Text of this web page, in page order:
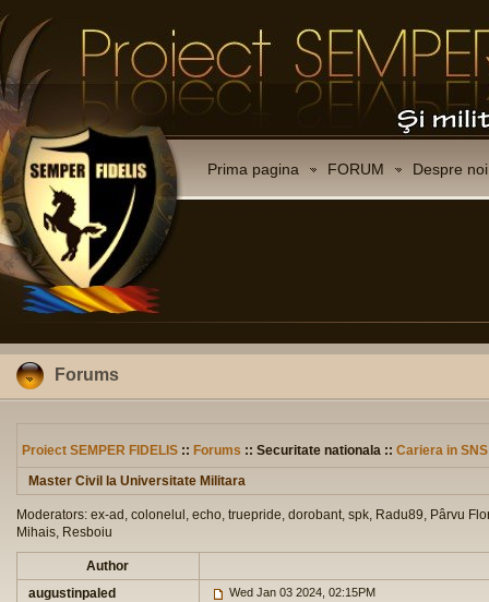
Prima pagina FORUM Despre noi
Forums
Proiect SEMPER FIDELIS :: Forums :: Securitate nationala :: Cariera in SNS
Master Civil la Universitate Militara
Moderators: ex-ad, colonelul, echo, truepride, dorobant, spk, Radu89, Pârvu
Mihais, Resboiu
Author
augustinpaled
Wed Jan 03 2024, 02:15PM